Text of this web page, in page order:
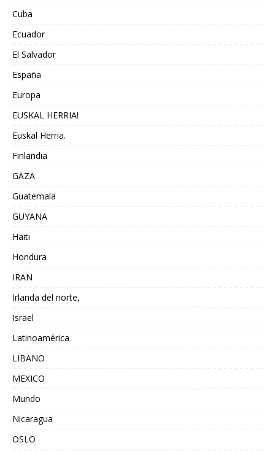
Cuba
Ecuador
El Salvador
España
Europa
EUSKAL HERRIA!
Euskal Herria.
Finlandia
GAZA
Guatemala
GUYANA
Haiti
Hondura
IRAN
Irlanda del norte,
Israel
Latinoamérica
LIBANO
MEXICO
Mundo
Nicaragua
OSLO